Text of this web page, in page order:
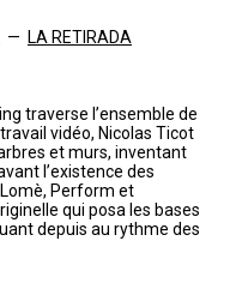
— LA RETIRADA
traverse l’ensemble de
vidéo, Nicolas Ticot
et murs, inventant
l’existence des
Perform et
qui posa les bases
depuis au rythme des